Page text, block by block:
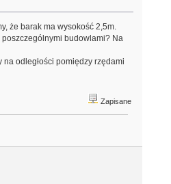
że barak ma wysokość 2,5m.
poszczególnymi budowlami? Na
odległości pomiędzy rzędami
Zapisane